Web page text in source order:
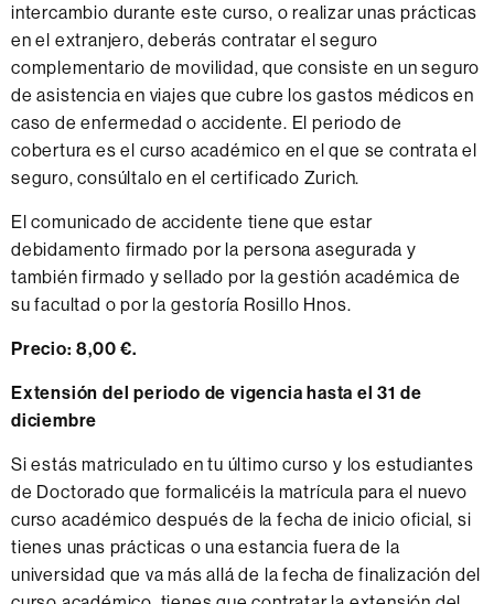
intercambio durante este curso, o realizar unas prácticas
en el extranjero, deberás contratar el seguro
complementario de movilidad, que consiste en un seguro
de asistencia en viajes que cubre los gastos médicos en
caso de enfermedad o accidente. El periodo de
cobertura es el curso académico en el que se contrata el
seguro, consúltalo en el certificado Zurich.
El comunicado de accidente tiene que estar
debidamento firmado por la persona asegurada y
también firmado y sellado por la gestión académica de
su facultad o por la gestoría Rosillo Hnos.
Precio: 8,00 €.
Extensión del periodo de vigencia hasta el 31 de
diciembre
Si estás matriculado en tu último curso y los estudiantes
de Doctorado que formalicéis la matrícula para el nuevo
curso académico después de la fecha de inicio oficial, si
tienes unas prácticas o una estancia fuera de la
universidad que va más allá de la fecha de finalización del